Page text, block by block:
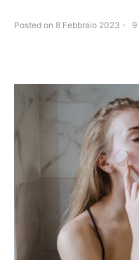
Posted on 8 Febbraio 2023 9